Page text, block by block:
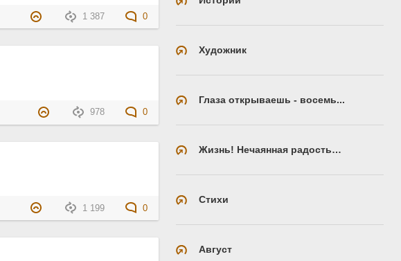
1 387 0
978 0
1 199 0
Художник
Глаза открываешь - восемь...
Жизнь! Нечаянная радость…
Стихи
Август